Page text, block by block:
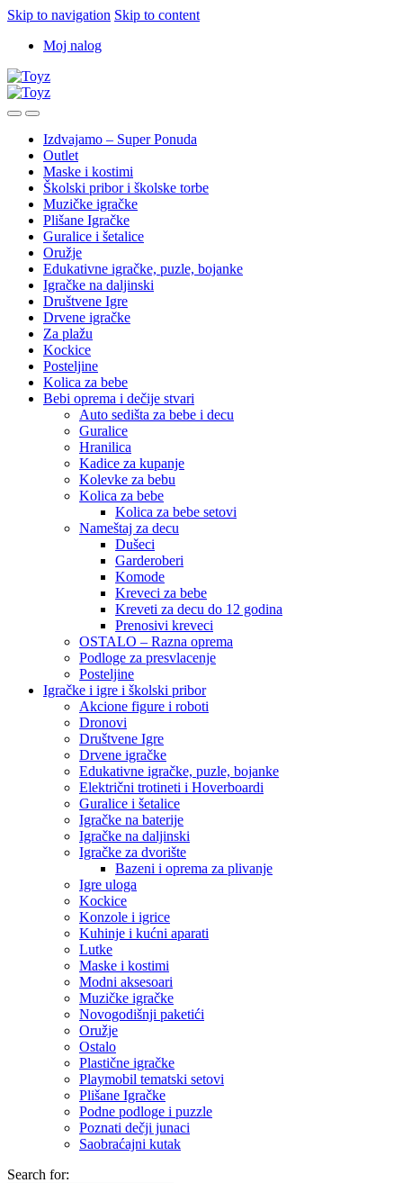
Skip to navigation Skip to content
Moj nalog
Izdvajamo – Super Ponuda
Outlet
Maske i kostimi
Školski pribor i školske torbe
Muzičke igračke
Plišane Igračke
Guralice i šetalice
Oružje
Edukativne igračke, puzle, bojanke
Igračke na daljinski
Društvene Igre
Drvene igračke
Za plažu
Kockice
Posteljine
Kolica za bebe
Bebi oprema i dečije stvari
Auto sedišta za bebe i decu
Guralice
Hranilica
Kadice za kupanje
Kolevke za bebu
Kolica za bebe
Kolica za bebe setovi
Nameštaj za decu
Dušeci
Garderoberi
Komode
Kreveci za bebe
Kreveti za decu do 12 godina
Prenosivi kreveci
OSTALO – Razna oprema
Podloge za presvlacenje
Posteljine
Igračke i igre i školski pribor
Akcione figure i roboti
Dronovi
Društvene Igre
Drvene igračke
Edukativne igračke, puzle, bojanke
Električni trotineti i Hoverboardi
Guralice i šetalice
Igračke na baterije
Igračke na daljinski
‎Igračke za dvorište
Bazeni i oprema za plivanje
Igre uloga
Kockice
Konzole i igrice
Kuhinje i kućni aparati
Lutke
Maske i kostimi
Modni aksesoari
Muzičke igračke
Novogodišnji paketići
Oružje
Ostalo
Plastične igračke
Playmobil tematski setovi
Plišane Igračke
Podne podloge i puzzle
Poznati dečji junaci
Saobraćajni kutak
Search for: